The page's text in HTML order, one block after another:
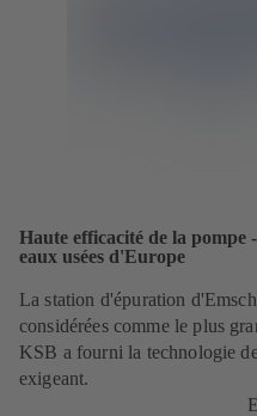
Haute efficacité de la
eaux usées d'Europe
La station d'épuration
considérées comme le plus
KSB a fourni la technologie
exigeant.